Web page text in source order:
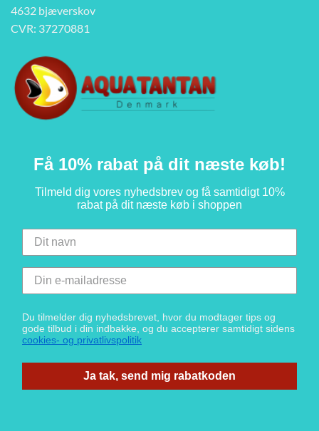
4632 bjæverskov
CVR: 37270881
Få 10% rabat på dit næste køb!
Tilmeld dig vores nyhedsbrev og få samtidigt 10%
rabat på dit næste køb i shoppen
Du tilmelder dig nyhedsbrevet, hvor du modtager tips og
gode tilbud i din indbakke, og du accepterer samtidigt sidens
cookies- og privatlivspolitik
Ja tak, send mig rabatkoden